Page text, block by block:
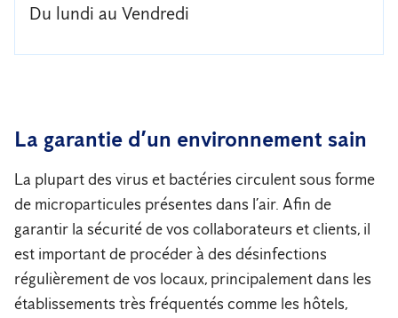
Du lundi au Vendredi
La garantie d’un environnement sain
La plupart des virus et bactéries circulent sous forme
de microparticules présentes dans l’air. Afin de
garantir la sécurité de vos collaborateurs et clients, il
est important de procéder à des désinfections
régulièrement de vos locaux, principalement dans les
établissements très fréquentés comme les hôtels,